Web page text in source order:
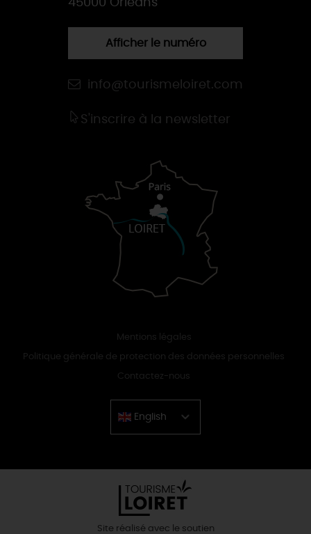
45000 Orléans
Afficher le numéro
info@tourismeloiret.com
S'inscrire à la newsletter
Mentions légales
Politique générale de protection des données personnelles
Contactez-nous
English
Chinese
Site réalisé avec le soutien